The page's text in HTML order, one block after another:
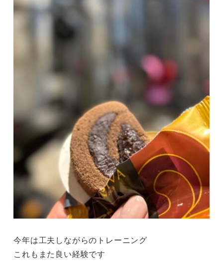
今年は工夫しながらのトレーニング
これもまた良い経験です